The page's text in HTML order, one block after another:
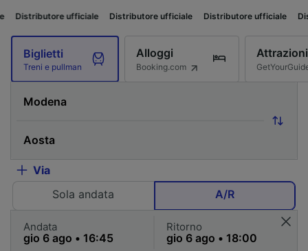
ufficiale Distributore ufficiale Distributore ufficiale Distributore
Biglietti
Treni e pullman
Alloggi
Booking.com
Attrazioni
Via
Sola andata
A/R
Andata Ritorno